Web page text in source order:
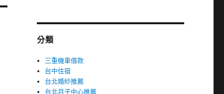
分類
三重機車借款
台中住宿
台北婚紗推薦
台北月子中心推薦